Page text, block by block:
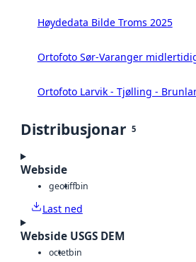
Høydedata Bilde Troms 2025
Ortofoto Sør-Varanger
Ortofoto Larvik - Tjølling -
Distribusjonar 5
Webside
geotiffbin
Last ned
Webside USGS DEM
octetbin